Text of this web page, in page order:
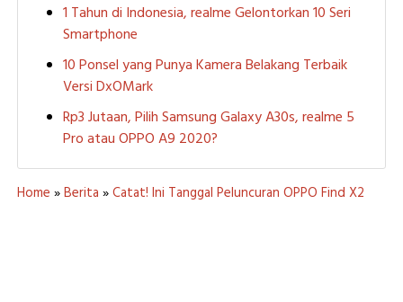
1 Tahun di Indonesia, realme Gelontorkan 10 Seri
Smartphone
10 Ponsel yang Punya Kamera Belakang Terbaik
Versi DxOMark
Rp3 Jutaan, Pilih Samsung Galaxy A30s, realme 5
Pro atau OPPO A9 2020?
Home »Berita »Catat! Ini Tanggal Peluncuran OPPO Find X2